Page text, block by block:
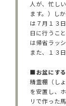
人が、忙し
ます。）し
は７月１３
日に行うこ
は帰省ラッ
また、１３
■お盆にす
精霊棚（し
を安置し、
リで作った